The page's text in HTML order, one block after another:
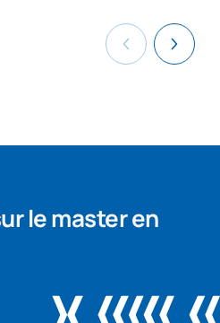
le master en